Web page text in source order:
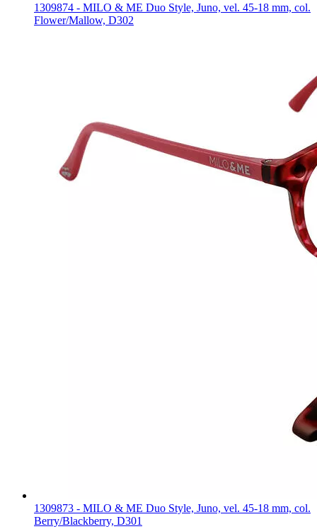
1309874 - MILO & ME Duo Style, Juno, vel. 45-18 mm, col.
Flower/Mallow, D302
1309873 - MILO & ME Duo Style, Juno, vel. 45-18 mm, col.
Berry/Blackberry, D301